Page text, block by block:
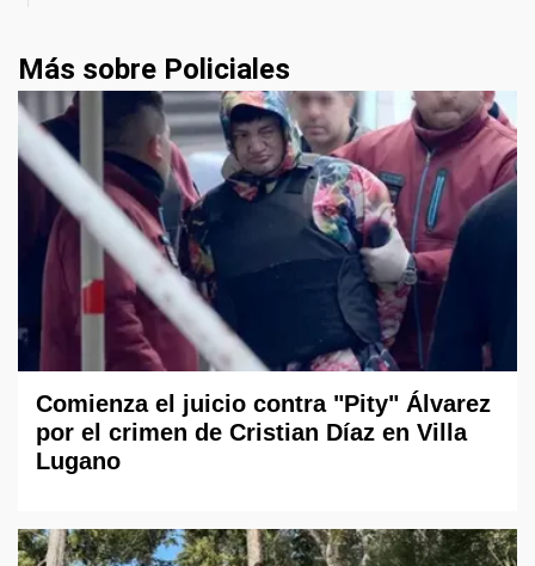
Más sobre Policiales
Comienza el juicio contra "Pity" Álvarez
por el crimen de Cristian Díaz en Villa
Lugano